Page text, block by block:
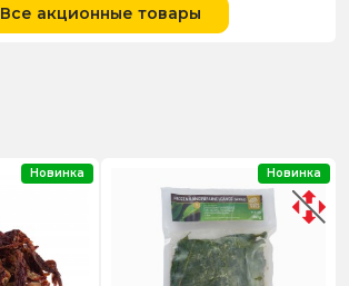
Все акционные товары
Новинка Новинка